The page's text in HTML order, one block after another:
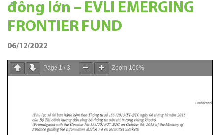
đông lớn – EVLI EMERGING
FRONTIER FUND
06/12/2022
Page 1 / 3 Zoom 100%